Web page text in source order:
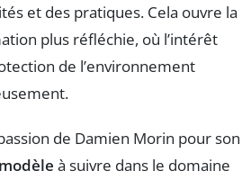
et des pratiques. Cela ouvre la
plus réfléchie, où l’intérêt
de l’environnement
de Damien Morin pour son
modèle à suivre dans le domaine